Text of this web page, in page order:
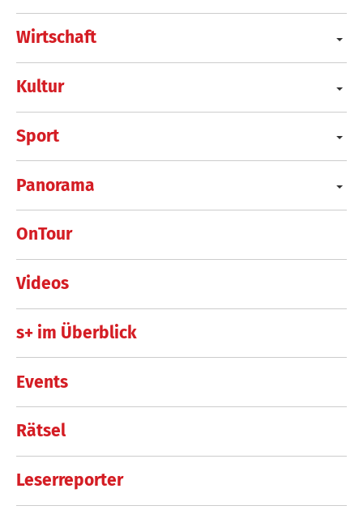
Wirtschaft
Kultur
Sport
Panorama
OnTour
Videos
s+ im Überblick
Events
Rätsel
Leserreporter